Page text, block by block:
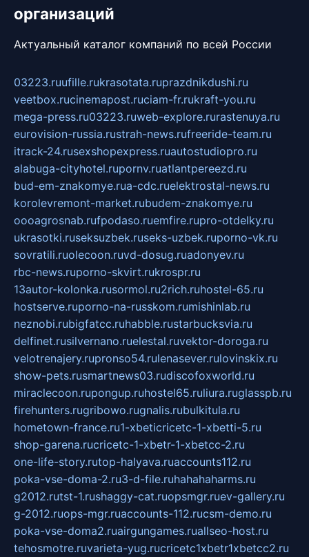
организаций
Актуальный каталог компаний по всей России
03223.ruufille.rukrasotata.ruprazdnikdushi.ru
veetbox.rucinemapost.ruciam-fr.rukraft-you.ru
mega-press.ru03223.ruweb-explore.rurastenuya.ru
eurovision-russia.rustrah-news.rufreeride-team.ru
itrack-24.rusexshopexpress.ruautostudiopro.ru
alabuga-cityhotel.rupornv.ruatlantpereezd.ru
bud-em-znakomye.rua-cdc.ruelektrostal-news.ru
korolevremont-market.rubudem-znakomye.ru
oooagrosnab.rufpodaso.ruemfire.rupro-otdelky.ru
ukrasotki.ruseksuzbek.ruseks-uzbek.ruporno-vk.ru
sovratili.ruolecoon.ruvd-dosug.ruadonyev.ru
rbc-news.ruporno-skvirt.rukrospr.ru
13autor-kolonka.rusormol.ru2rich.ruhostel-65.ru
hostserve.ruporno-na-russkom.rumishinlab.ru
neznobi.rubigfatcc.ruhabble.rustarbucksvia.ru
delfinet.rusilvernano.ruelestal.ruvektor-doroga.ru
velotrenajery.rupronso54.rulenasever.rulovinskix.ru
show-pets.rusmartnews03.rudiscofoxworld.ru
miraclecoon.rupongup.ruhostel65.ruliura.ruglasspb.ru
firehunters.rugribowo.rugnalis.rubulkitula.ru
hometown-france.ru1-xbeticricetc-1-xbetti-5.ru
shop-garena.rucricetc-1-xbetr-1-xbetcc-2.ru
one-life-story.rutop-halyava.ruaccounts112.ru
poka-vse-doma-2.ru3-d-file.ruhahahaharms.ru
g2012.rutst-1.rushaggy-cat.ruopsmgr.ruev-gallery.ru
g-2012.ruops-mgr.ruaccounts-112.rucsm-demo.ru
poka-vse-doma2.ruairgungames.ruallseo-host.ru
tehosmotre.ruvarieta-yug.rucricetc1xbetr1xbetcc2.ru